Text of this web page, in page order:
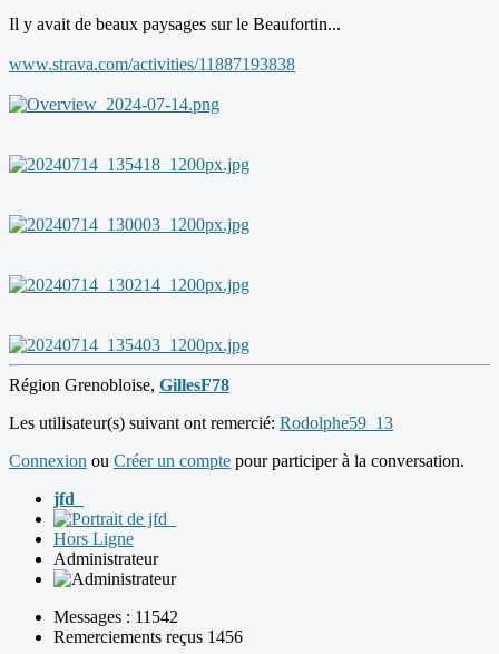
Il y avait de beaux paysages sur le Beaufortin...
www.strava.com/activities/11887193838
Région Grenobloise, GillesF78
Les utilisateur(s) suivant ont remercié: Rodolphe59_13
Connexion ou Créer un compte pour participer à la conversation.
jfd_
Hors Ligne
Administrateur
Messages : 11542
Remerciements reçus 1456